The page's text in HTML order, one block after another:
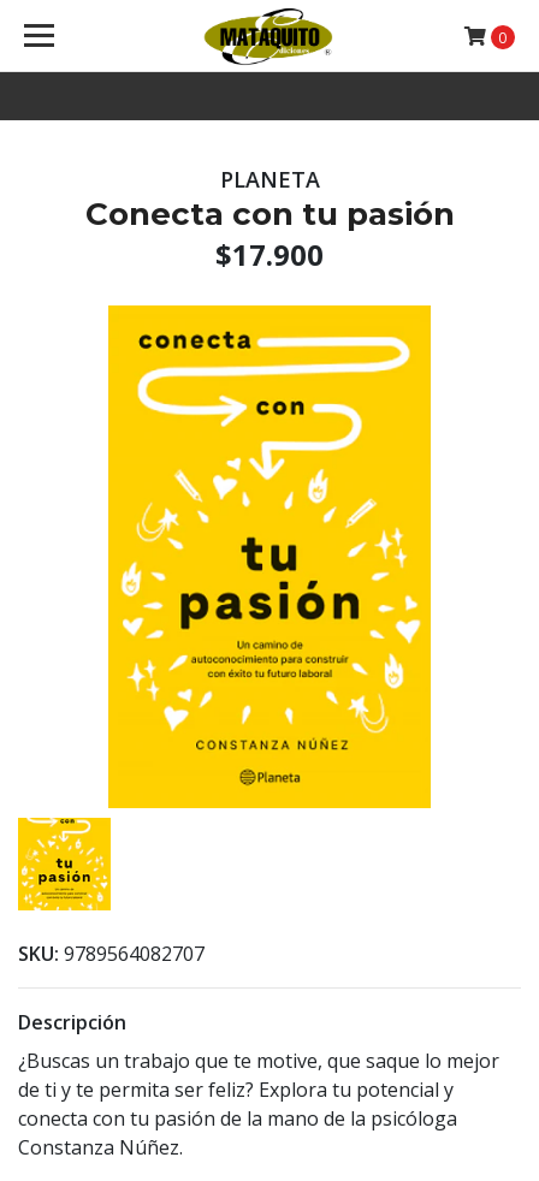
0
PLANETA
Conecta con tu pasión
$17.900
SKU: 9789564082707
Descripción
¿Buscas un trabajo que te motive, que saque lo mejor
de ti y te permita ser feliz? Explora tu potencial y
conecta con tu pasión de la mano de la psicóloga
Constanza Núñez.